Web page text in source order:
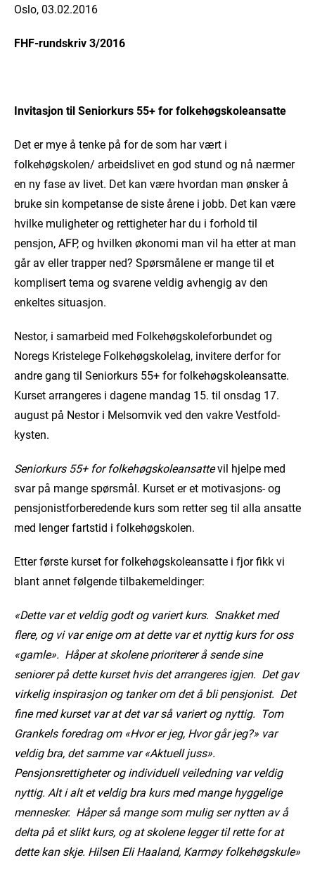
Oslo, 03.02.2016
FHF-rundskriv 3/2016
Invitasjon til Seniorkurs 55+ for folkehøgskoleansatte
Det er mye å tenke på for de som har vært i
folkehøgskolen/ arbeidslivet en god stund og nå nærmer
en ny fase av livet. Det kan være hvordan man ønsker å
bruke sin kompetanse de siste årene i jobb. Det kan være
hvilke muligheter og rettigheter har du i forhold til
pensjon, AFP, og hvilken økonomi man vil ha etter at man
går av eller trapper ned? Spørsmålene er mange til et
komplisert tema og svarene veldig avhengig av den
enkeltes situasjon.
Nestor, i samarbeid med Folkehøgskoleforbundet og
Noregs Kristelege Folkehøgskolelag, invitere derfor for
andre gang til Seniorkurs 55+ for folkehøgskoleansatte.
Kurset arrangeres i dagene mandag 15. til onsdag 17.
august på Nestor i Melsomvik ved den vakre Vestfold-
kysten.
Seniorkurs 55+ for folkehøgskoleansattevil hjelpe med
svar på mange spørsmål. Kurset er et motivasjons- og
pensjonistforberedende kurs som retter seg til alla ansatte
med lenger fartstid i folkehøgskolen.
Etter første kurset for folkehøgskoleansatte i fjor fikk vi
blant annet følgende tilbakemeldinger:
«Dette var et veldig godt og variert kurs. Snakket med
flere, og vi var enige om at dette var et nyttig kurs for oss
«gamle». Håper at skolene prioriterer å sende sine
seniorer på dette kurset hvis det arrangeres igjen. Det gav
virkelig inspirasjon og tanker om det å bli pensjonist. Det
fine med kurset var at det var så variert og nyttig. Tom
Grankels foredrag om «Hvor er jeg, Hvor går jeg?» var
veldig bra, det samme var «Aktuell juss».
Pensjonsrettigheter og individuell veiledning var veldig
nyttig. Alt i alt et veldig bra kurs med mange hyggelige
mennesker. Håper så mange som mulig ser nytten av å
delta på et slikt kurs, og at skolene legger til rette for at
dette kan skje. Hilsen Eli Haaland, Karmøy folkehøgskule»